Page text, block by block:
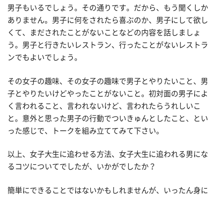
男子もいるでしょう。その通りです。だから、もう聞くしか
ありません。男子に何をされたら喜ぶのか、男子にして欲し
くて、まだされたことがないことなどの内容を話しましょ
う。男子と行きたいレストラン、行ったことがないレストラ
ンでもよいでしょう。
その女子の趣味、その女子の趣味で男子とやりたいこと、男
子とやりたいけどやったことがないこと。初対面の男子によ
く言われること、言われないけど、言われたらうれしいこ
と。意外と思った男子の行動でついきゅんとしたこと、とい
った感じで、トークを組み立ててみて下さい。
以上、女子大生に追わせる方法、女子大生に追われる男にな
るコツについてでしたが、いかがでしたか？
簡単にできることではないかもしれませんが、いったん身に